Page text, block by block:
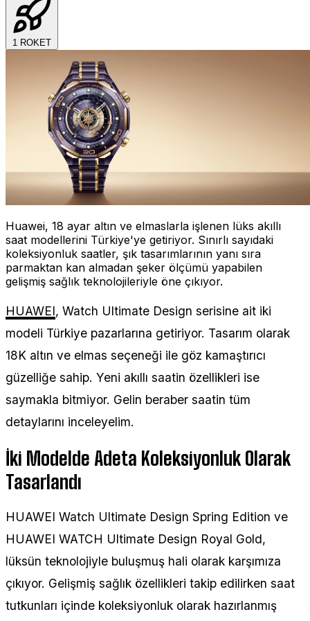
1 ROKET
Huawei, 18 ayar altın ve elmaslarla işlenen lüks akıllı
saat modellerini Türkiye'ye getiriyor. Sınırlı sayıdaki
koleksiyonluk saatler, şık tasarımlarının yanı sıra
parmaktan kan almadan şeker ölçümü yapabilen
gelişmiş sağlık teknolojileriyle öne çıkıyor.
HUAWEI, Watch Ultimate Design serisine ait iki
modeli Türkiye pazarlarına getiriyor. Tasarım olarak
18K altın ve elmas seçeneği ile göz kamaştırıcı
güzelliğe sahip. Yeni akıllı saatin özellikleri ise
saymakla bitmiyor. Gelin beraber saatin tüm
detaylarını inceleyelim.
İki Modelde Adeta Koleksiyonluk Olarak
Tasarlandı
HUAWEI Watch Ultimate Design Spring Edition ve
HUAWEI WATCH Ultimate Design Royal Gold,
lüksün teknolojiyle buluşmuş hali olarak karşımıza
çıkıyor. Gelişmiş sağlık özellikleri takip edilirken saat
tutkunları içinde koleksiyonluk olarak hazırlanmış